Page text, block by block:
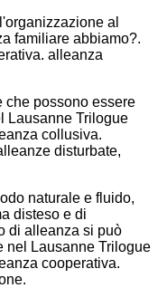
al
familiare abbiamo?.
alleanza
che possono essere
Lausanne Trilogue
collusiva.
disturbate,
naturale e fluido,
disteso e di
di alleanza si può
nel Lausanne Trilogue
cooperativa.